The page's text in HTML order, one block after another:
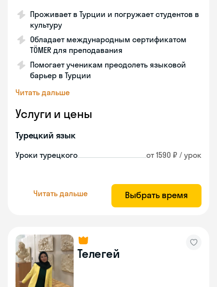
Проживает в Турции и погружает студентов в
культуру
Обладает международным сертификатом
TÖMER для преподавания
Помогает ученикам преодолеть языковой
барьер в Турции
Читать дальше
Услуги и цены
Турецкий язык
Уроки турецкого от 1590 ₽ / урок
Читать дальше Выбрать время
Телегей